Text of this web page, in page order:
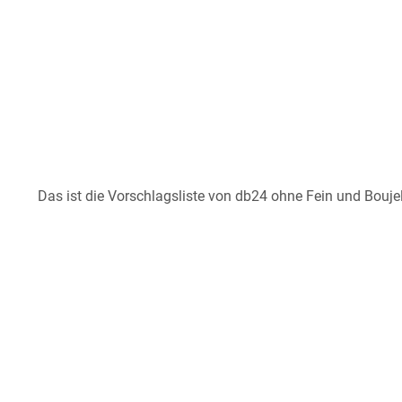
Das ist die Vorschlagsliste von db24 ohne Fein und